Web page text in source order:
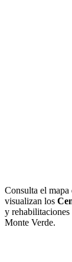
Consulta el
visualizan los
y
Monte Verde.